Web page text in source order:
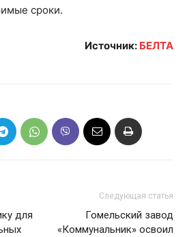
сроки.
Источник: БЕЛТА
для
Следующая статья
Гомельский завод
«Коммунальник» освоил